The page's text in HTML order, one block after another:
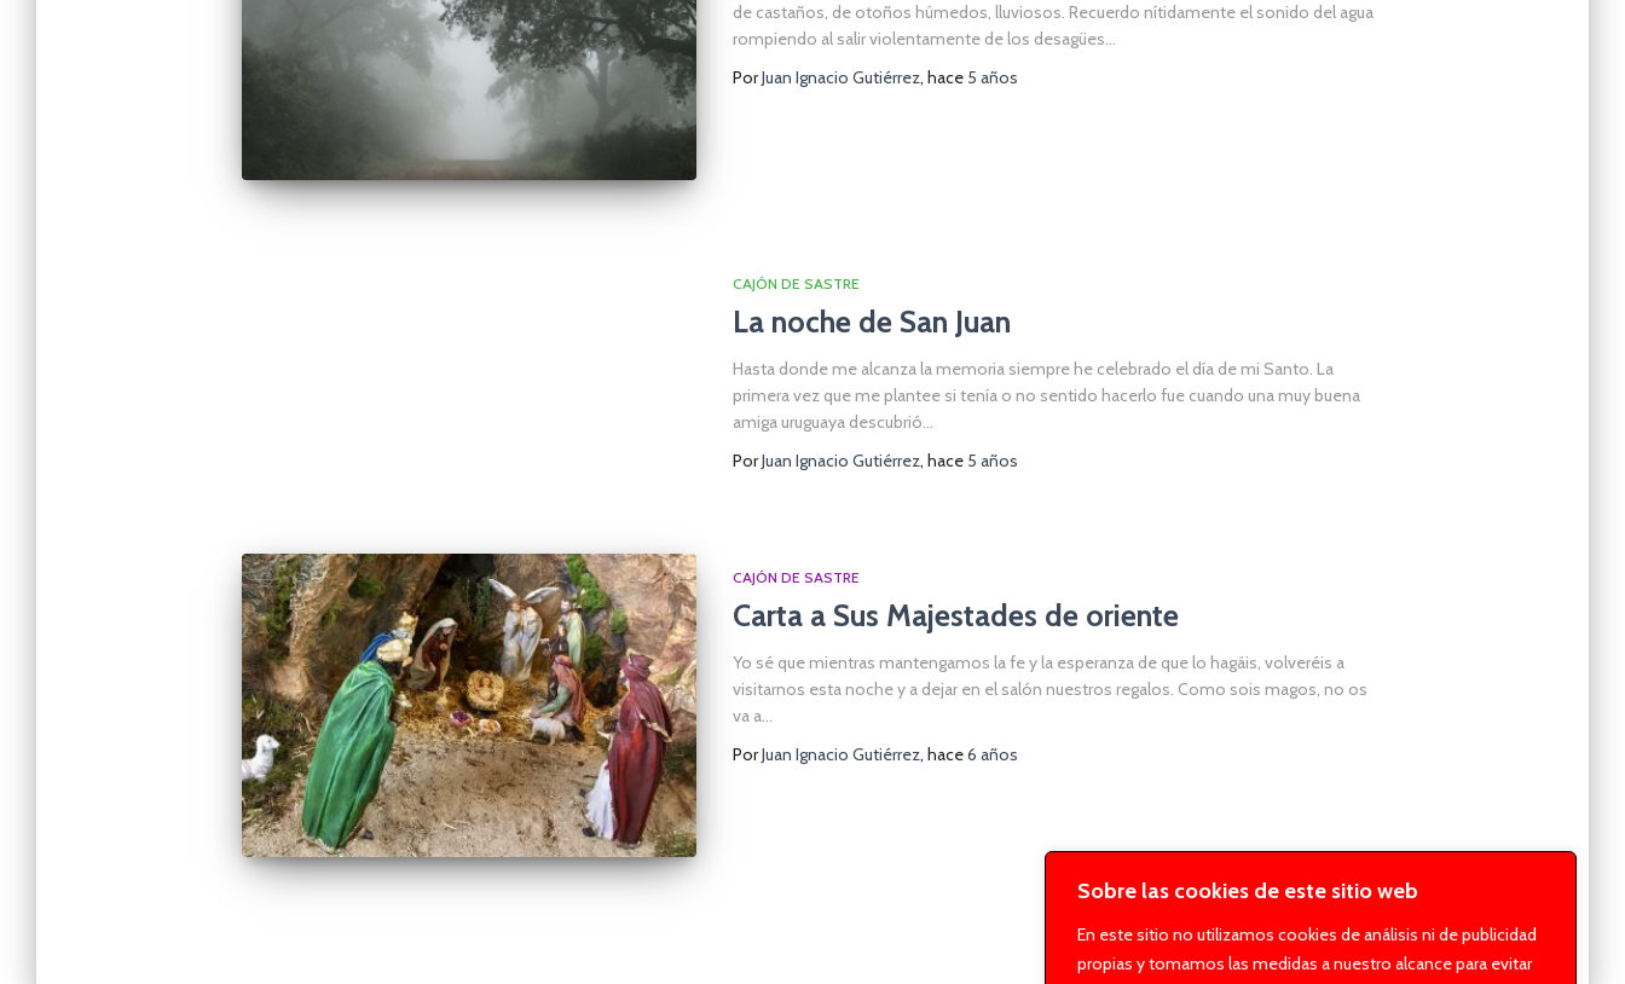
Sobre las cookies de este sitio web
En este sitio no utilizamos cookies de análisis ni de publicidad
propias y tomamos las medidas a nuestro alcance para evitar
de castaños, de otoños húmedos, lluviosos. Recuerdo nítidamente el sonido del agua
rompiendo al salir violentamente de los desagües…
PorJuan Ignacio Gutiérrez, hace 5 años
CAJÓN DE SASTRE
La noche de San Juan
Hasta donde me alcanza la memoria siempre he celebrado el día de mi Santo. La
primera vez que me plantee si tenía o no sentido hacerlo fue cuando una muy buena
amiga uruguaya descubrió…
PorJuan Ignacio Gutiérrez, hace 5 años
CAJÓN DE SASTRE
Carta a Sus Majestades de oriente
Yo sé que mientras mantengamos la fe y la esperanza de que lo hagáis, volveréis a
visitarnos esta noche y a dejar en el salón nuestros regalos. Como sois magos, no os
va a…
PorJuan Ignacio Gutiérrez, hace6 años